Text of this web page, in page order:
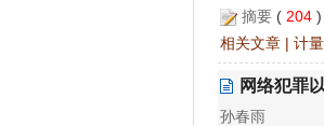
摘要 ( 204
相关文章 | 计
网络犯罪
孙春雨